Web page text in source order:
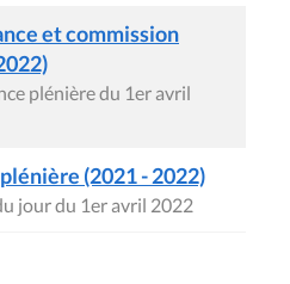
et commission
plénière du 1er avril
(2021 - 2022)
jour du 1er avril 2022